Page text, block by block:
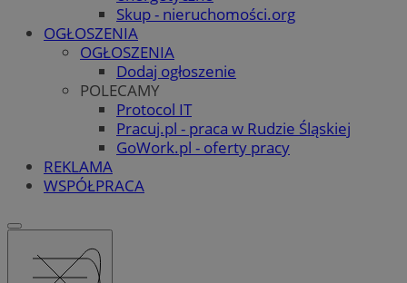
Skup - nieruchomości.org
OGŁOSZENIA
OGŁOSZENIA
Dodaj ogłoszenie
POLECAMY
Protocol IT
Pracuj.pl - praca w Rudzie Śląskiej
GoWork.pl - oferty pracy
REKLAMA
WSPÓŁPRACA